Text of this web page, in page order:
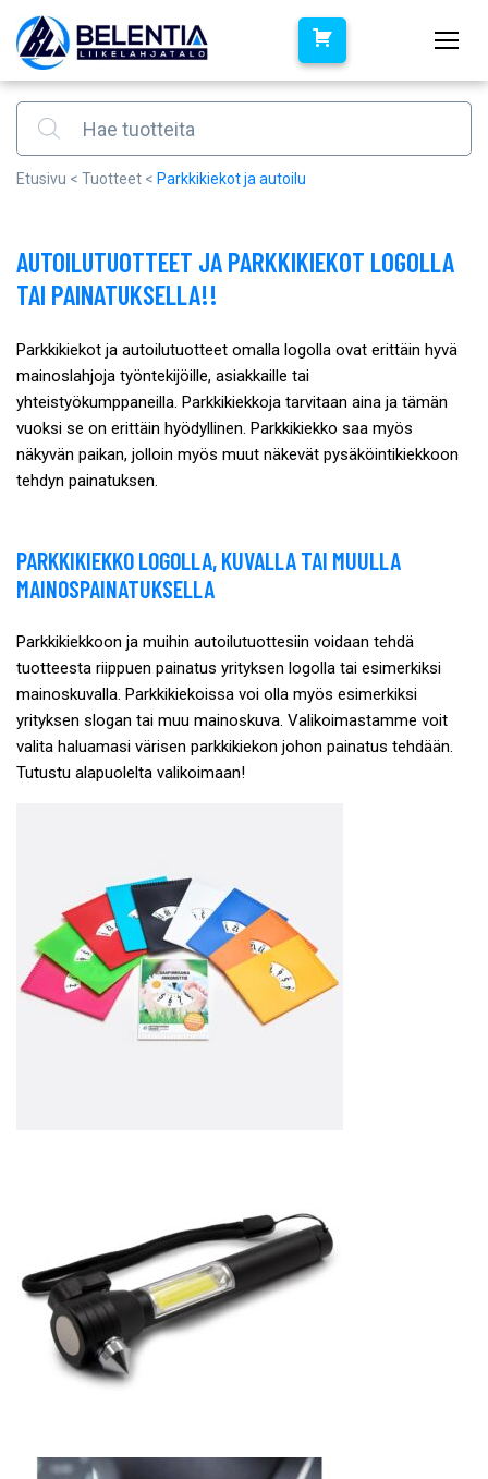
Products search
Etusivu < Tuotteet < Parkkikiekot ja autoilu
AUTOILUTUOTTEET JA PARKKIKIEKOT LOGOLLA
TAI PAINATUKSELLA!!
Parkkikiekot ja autoilutuotteet omalla logolla ovat erittäin hyvä
mainoslahjoja työntekijöille, asiakkaille tai
yhteistyökumppaneilla. Parkkikiekkoja tarvitaan aina ja tämän
vuoksi se on erittäin hyödyllinen. Parkkikiekko saa myös
näkyvän paikan, jolloin myös muut näkevät pysäköintikiekkoon
tehdyn painatuksen.
PARKKIKIEKKO LOGOLLA, KUVALLA TAI MUULLA
MAINOSPAINATUKSELLA
Parkkikiekkoon ja muihin autoilutuottesiin voidaan tehdä
tuotteesta riippuen painatus yrityksen logolla tai esimerkiksi
mainoskuvalla. Parkkikiekoissa voi olla myös esimerkiksi
yrityksen slogan tai muu mainoskuva. Valikoimastamme voit
valita haluamasi värisen parkkikiekon johon painatus tehdään.
Tutustu alapuolelta valikoimaan!